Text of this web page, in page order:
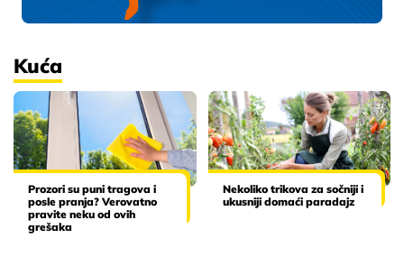
Kuća
Prozori su puni tragova i
posle pranja? Verovatno
pravite neku od ovih
grešaka
Nekoliko trikova za sočniji i
ukusniji domaći paradajz